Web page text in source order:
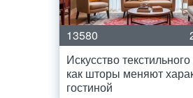
13580
Искусство
как шторы меняют
гостиной